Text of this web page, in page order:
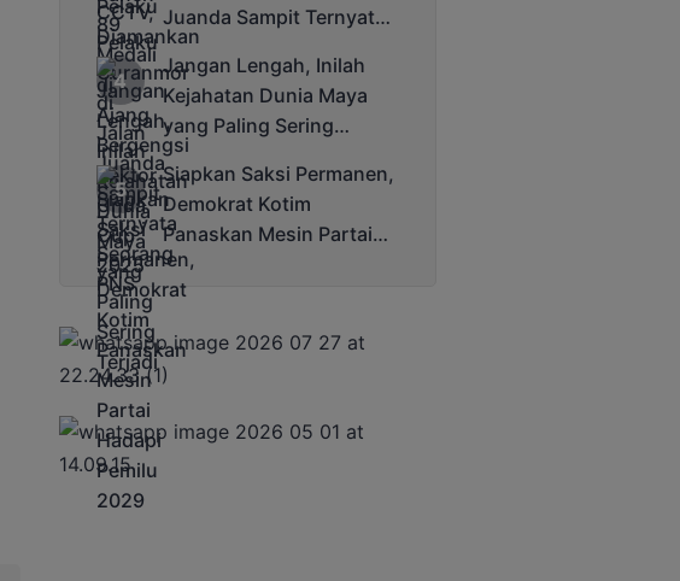
Juanda Sampit Ternyata
Seorang PNS
Jangan Lengah, Inilah
Kejahatan Dunia Maya
yang Paling Sering
Terjadi
Siapkan Saksi Permanen,
Demokrat Kotim
Panaskan Mesin Partai
Hadapi Pemilu 2029